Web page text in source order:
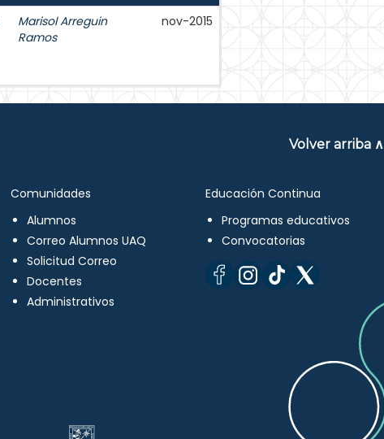
Marisol Arreguin
Ramos
nov-2015
Volver arriba ∧
Comunidades
Alumnos
Correo Alumnos UAQ
Solicitud Correo
Docentes
Administrativos
Educación Continua
Programas educativos
Convocatorias